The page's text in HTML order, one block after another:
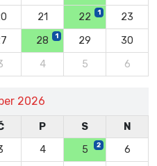
21 22 1
23
28 1 29
30
4 5 6
2026
P S
N
4 5 2
6